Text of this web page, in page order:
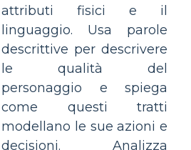
attributi fisici e il
linguaggio. Usa parole
descrittive per descrivere
le qualità del
personaggio e spiega
come questi tratti
modellano le sue azioni e
decisioni. Analizza